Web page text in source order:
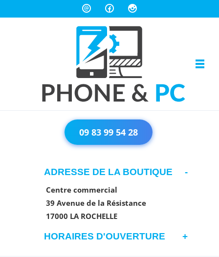
PHONE & PC
Réparation téléphone et ordinateur sur La Rochelle
09 83 99 54 28
ADRESSE DE LA BOUTIQUE
Centre commercial
39 Avenue de la Résistance
17000 LA ROCHELLE
HORAIRES D'OUVERTURE